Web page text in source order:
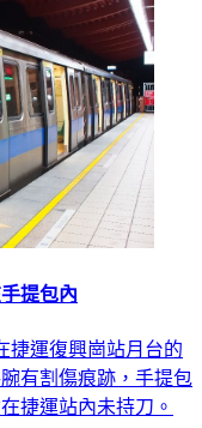
提包內
捷運復興崗站月台的
有割傷痕跡，手提包
捷運站內未持刀。